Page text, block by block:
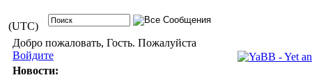
(UTC)
Добро пожаловать, Гость. Пожалуйста
Войдите
Новости: